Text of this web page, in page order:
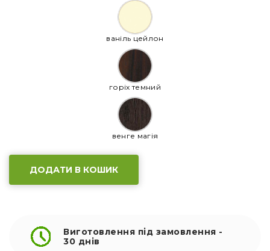
ваніль цейлон
горіх темний
венге магія
ДОДАТИ В КОШИК
Виготовлення під замовлення -
30 днів